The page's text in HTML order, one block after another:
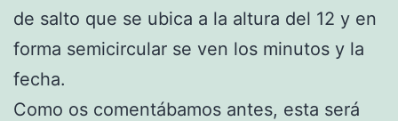
de salto que se ubica a la altura del 12 y en
forma semicircular se ven los minutos y la
fecha.
Como os comentábamos antes, esta será